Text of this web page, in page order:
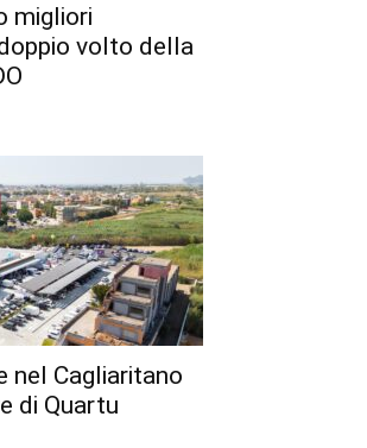
migliori
volto della
nel Cagliaritano
di Quartu